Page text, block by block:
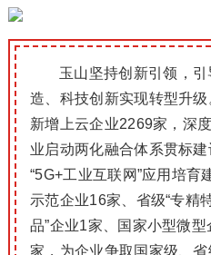
玉山坚持创新引领，
造、科技创新实现转型升级
新增上云企业2269家，深
业启动两化融合体系贯标
“5G+工业互联网”应用培育
示范企业16家、省级“专精
品”企业1家、国家小型微
家，为企业争取国家级、